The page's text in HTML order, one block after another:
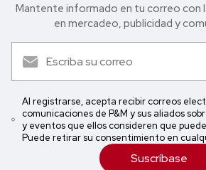
Mantente informado en tu correo con
en mercadeo, publicidad y
Al registrarse, acepta recibir correos
comunicaciones de P&M y sus aliados
y eventos que ellos consideren que
Puede retirar su consentimiento en
Suscríbase